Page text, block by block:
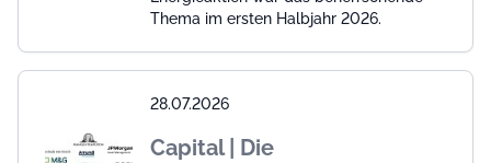
Thema im ersten Halbjahr 2026.
28.07.2026
Capital | Die